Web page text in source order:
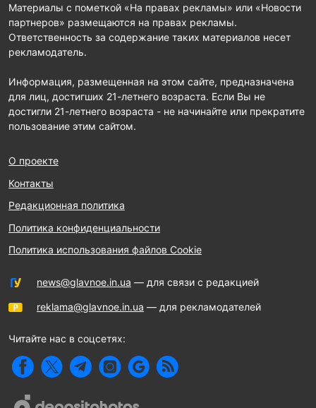
Материалы с пометкой «На правах рекламы» или «Новости
партнеров» размещаются на правах рекламы.
Ответственность за содержание таких материалов несет
рекламодатель.
Информация, размещенная на этом сайте, предназначена
для лиц, достигших 21-летнего возраста. Если Вы не
достигли 21-летнего возраста - не начинайте или прекратите
пользование этим сайтом.
О проекте
Контакты
Редакционная политика
Политика конфиденциальности
Политика использования файлов Cookie
news@glavnoe.in.ua — для связи с редакцией
reklama@glavnoe.in.ua — для рекламодателей
Читайте нас в соцсетях: